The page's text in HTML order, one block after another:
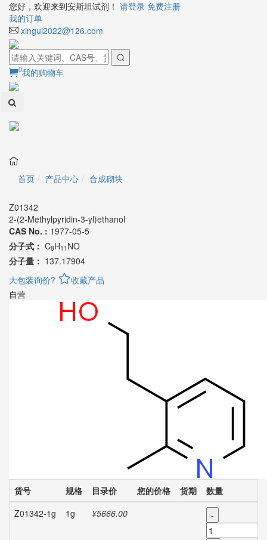
您好，欢迎来到安斯坦试剂！ 请登录 免费注册
我的订单
xingui2022@126.com
0我的购物车
首页 产品中心 合成砌块
Z01342
2-(2-Methylpyridin-3-yl)ethanol
CAS No. : 1977-05-5
分子式： C8H11 NO
分子量： 137.17904
大包装询价?
收藏产品
自营
货号 规格 目录价 您的价格 货期
数量
Z01342-1g
1g ¥5666.00 -